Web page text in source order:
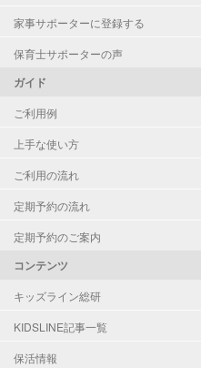
家事サポーターに登録する
保育士サポーターの声
ガイド
ご利用例
上手な使い方
ご利用の流れ
定期予約の流れ
定期予約のご案内
コンテンツ
キッズライン総研
KIDSLINE記事一覧
保活情報